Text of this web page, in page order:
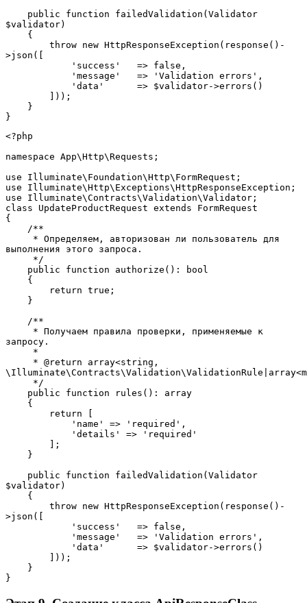
$validator)
    {
>json([
            'success'   => false,
            'message'   => 'Validation errors',
            'data'      => $validator->errors()
        ]));
    }
}
<?php
namespace App\Http\Requests;
use Illuminate\Foundation\Http\FormRequest;
use Illuminate\Http\Exceptions\HttpResponseException;
use Illuminate\Contracts\Validation\Validator;
class UpdateProductRequest extends FormRequest
{
    /**
выполнения этого запроса.
     */
    public function authorize(): bool
    {
        return true;
    }
    /**
запросу.
     *
     */
    public function rules(): array
    {
        return [
            'name' => 'required',
            'details' => 'required'
        ];
    }
$validator)
    {
>json([
            'success'   => false,
            'message'   => 'Validation errors',
            'data'      => $validator->errors()
        ]));
    }
}